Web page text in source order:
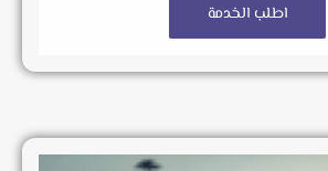
اطلب الخدمة